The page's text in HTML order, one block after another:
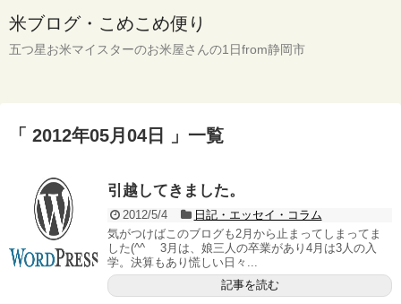
米ブログ・こめこめ便り
五つ星お米マイスターのお米屋さんの1日from静岡市
「 2012年05月04日 」一覧
引越してきました。
2012/5/4
日記・エッセイ・コラム
気がつけばこのブログも2月から止まってしまってま
した(^^ゞ 3月は、娘三人の卒業があり4月は3人の入
学。決算もあり慌しい日々...
記事を読む